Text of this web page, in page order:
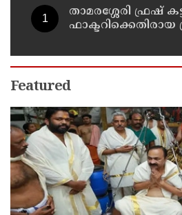
താമരശ്ശേരി ഫ്രഷ്
ഫാക്ടറിക്കെതിരായ
Featured